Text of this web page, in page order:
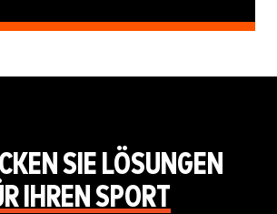
SIE LÖSUNGEN
IHREN SPORT